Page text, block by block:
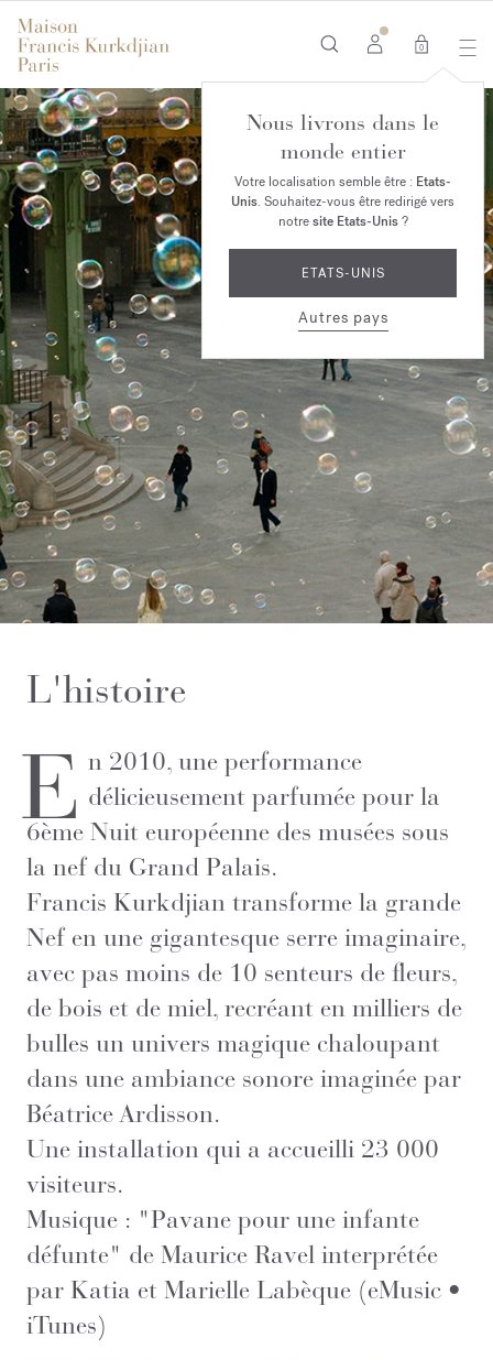
0
Nous livrons dans le
monde entier
Votre localisation semble être : Etats-
Unis. Souhaitez-vous être redirigé vers
notresite Etats-Unis?
ETATS-UNIS
Autres pays
L'histoire
E n 2010, une performance
délicieusement parfumée pour la
6ème Nuit européenne des musées sous
la nef du Grand Palais.
Francis Kurkdjian transforme la grande
Nef en une gigantesque serre imaginaire,
avec pas moins de 10 senteurs de fleurs,
de bois et de miel, recréant en milliers de
bulles un univers magique chaloupant
dans une ambiance sonore imaginée par
Béatrice Ardisson.
Une installation qui a accueilli 23 000
visiteurs.
Musique : "Pavane pour une infante
défunte" de Maurice Ravel interprétée
par Katia et Marielle Labèque (eMusic •
iTunes)